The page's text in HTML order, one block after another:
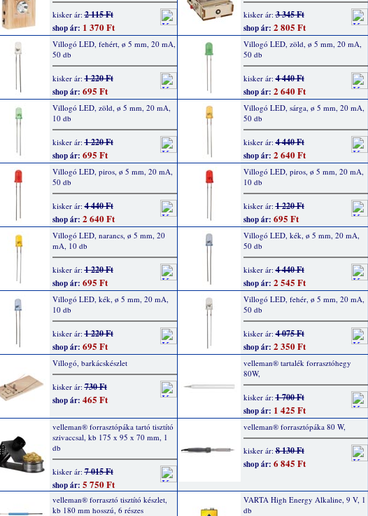
kisker ár:2 115 Ft
shop ár: 1 370 Ft
kisker ár:3 345 Ft
shop ár: 2 805 Ft
Villogó LED, fehért, ø 5 mm, 20 mA,
50 db
kisker ár:1 220 Ft
shop ár: 695 Ft
Villogó LED, zöld, ø 5 mm, 20 mA,
50 db
kisker ár:4 440 Ft
shop ár: 2 640 Ft
Villogó LED, zöld, ø 5 mm, 20 mA,
10 db
kisker ár:1 220 Ft
shop ár: 695 Ft
Villogó LED, sárga, ø 5 mm, 20 mA,
50 db
kisker ár:4 440 Ft
shop ár: 2 640 Ft
Villogó LED, piros, ø 5 mm, 20 mA,
50 db
kisker ár:4 440 Ft
shop ár: 2 640 Ft
Villogó LED, piros, ø 5 mm, 20 mA,
10 db
kisker ár:1 220 Ft
shop ár: 695 Ft
Villogó LED, narancs, ø 5 mm, 20
mA, 10 db
kisker ár:1 220 Ft
shop ár: 695 Ft
Villogó LED, kék, ø 5 mm, 20 mA,
50 db
kisker ár:4 440 Ft
shop ár: 2 545 Ft
Villogó LED, kék, ø 5 mm, 20 mA,
10 db
kisker ár:1 220 Ft
shop ár: 695 Ft
Villogó LED, fehér, ø 5 mm, 20 mA,
50 db
kisker ár:4 075 Ft
shop ár: 2 350 Ft
Villogó, barkácskészlet
kisker ár:730 Ft
shop ár: 465 Ft
velleman® tartalék forrasztóhegy
80W,
kisker ár:1 700 Ft
shop ár: 1 425 Ft
velleman® forrasztópáka tartó tisztító
szivaccsal, kb 175 x 95 x 70 mm, 1
db
kisker ár:7 015 Ft
shop ár: 5 750 Ft
velleman® forrasztópáka 80 W,
kisker ár:8 130 Ft
shop ár: 6 845 Ft
velleman® forrasztó tisztító készlet,
kb 180 mm hosszú, 6 részes
VARTA High Energy Alkaline, 9 V, 1
db